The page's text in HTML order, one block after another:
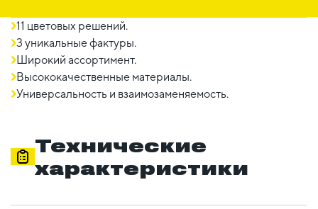
11 цветовых решений.
3 уникальные фактуры.
Широкий ассортимент.
Высококачественные материалы.
Универсальность и взаимозаменяемость.
Технические
характеристики